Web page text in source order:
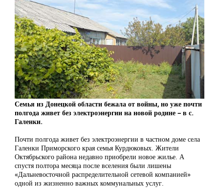
Семья из Донецкой области бежала от войны, но уже почти
полгода живет без электроэнергии на новой родине – в с.
Галенки.
Почти полгода живет без электроэнергии в частном доме села
Галенки Приморского края семья Курдюковых. Жители
Октябрьского района недавно приобрели новое жилье. А
спустя полтора месяца после вселения были лишены
«Дальневосточной распределительной сетевой компанией»
одной из жизненно важных коммунальных услуг.